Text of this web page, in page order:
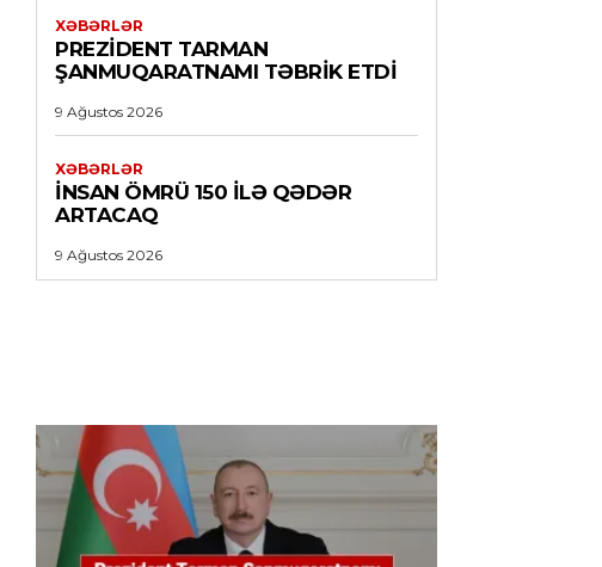
XƏBƏRLƏR
PREZIDENT TARMAN
ŞANMUQARATNAMI TƏBRIK ETDI
9 Ağustos 2026
XƏBƏRLƏR
İNSAN ÖMRÜ 150 ILƏ QƏDƏR
ARTACAQ
9 Ağustos 2026